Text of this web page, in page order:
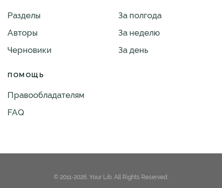
Разделы
Авторы
Черновики
За полгода
За неделю
За день
ПОМОЩЬ
Правообладателям
FAQ
© 2011-2026. Your Lib. All Rights Reserved.